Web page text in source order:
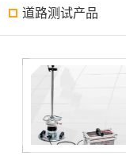
道路测试产品